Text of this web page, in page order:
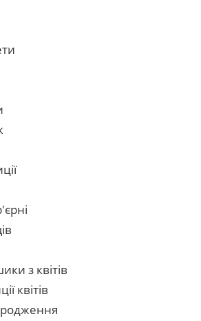
з квітів
квітів